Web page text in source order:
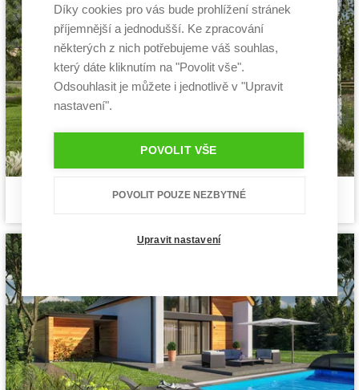
Cena stavby svépomocí:
Dispozice:
5+1
Užitná plocha:
130,06 m²
Siesta 2
Díky cookies pro vás bude prohlížení stránek
příjemnější a jednodušší. Ke zpracování
některých z nich potřebujeme váš souhlas,
který dáte kliknutím na "Povolit vše".
Odsouhlasit je můžete i jednotlivě v "Upravit
nastavení".
POVOLIT VŠE
POVOLIT POUZE NEZBYTNÉ
Upravit nastavení